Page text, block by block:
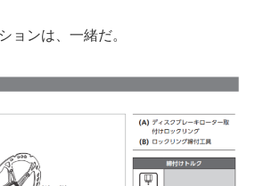
ョンは、一緒だ。